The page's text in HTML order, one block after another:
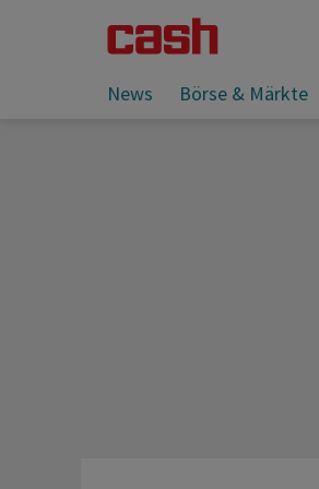
News Börse & Märkte
Sie lesen: